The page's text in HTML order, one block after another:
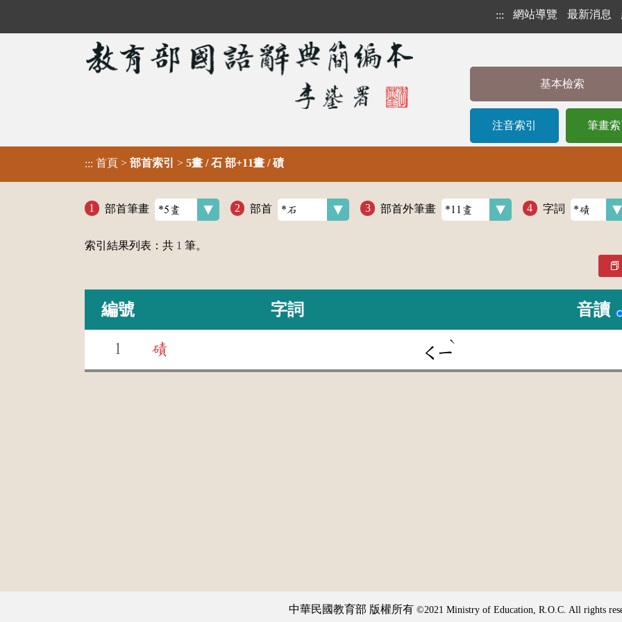
::: 網站導覽 最新消息
基本檢索
注音索引 筆畫索
::: 首頁 > 部首索引 > 5畫 / 石 部+11畫 / 磧
部首筆畫 部首 部首外筆畫 字詞
索引結果列表：共 1 筆。
編號 字詞 音讀
1 磧 ㄑㄧ
ˋ
中華民國教育部 版權所有 ©2021 Ministry of Education, R.O.C. All rights